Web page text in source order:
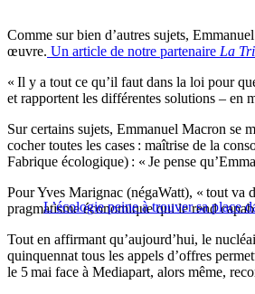
Comme sur bien d’autres sujets,
œuvre. Un article de notre partenaire La
« Il y a tout ce qu’il faut dans la loi pour
et rapportent les différentes solutions – en
Sur certains sujets, Emmanuel Macron se
cocher toutes les cases : maîtrise de la
Fabrique écologique) : « Je pense
L’écologie peine à trouver sa place
Pour Yves Marignac (négaWatt), « tout va
pragmatisme économique qui le rend
Tout en affirmant qu’aujourd’hui, le
quinquennat tous les appels d’offres
le 5 mai face à Mediapart, alors même,